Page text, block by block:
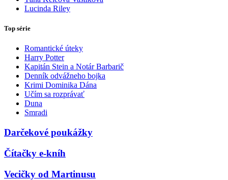
Lucinda Riley
Top série
Romantické úteky
Harry Potter
Kapitán Stein a Notár Barbarič
Denník odvážneho bojka
Krimi Dominika Dána
Učím sa rozprávať
Duna
Smradi
Darčekové poukážky
Čítačky e-kníh
Vecičky od Martinusu